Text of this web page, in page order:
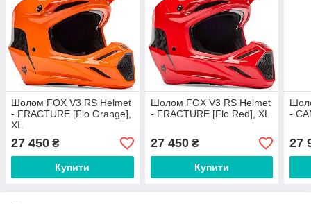
Шолом FOX V3 RS Helmet
- FRACTURE [Flo Orange],
XL
27 450 ₴
Купити
Шолом FOX V3 RS Helmet
- FRACTURE [Flo Red], XL
27 450₴
Купити
-
27